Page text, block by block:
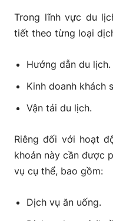
Trong lĩnh vực du
tiết theo từng loại
Hướng dẫn du lịch.
Kinh doanh khách
Vận tải du lịch.
Riêng đối với hoạt
khoản này cần được
vụ cụ thể, bao gồm:
Dịch vụ ăn uống.